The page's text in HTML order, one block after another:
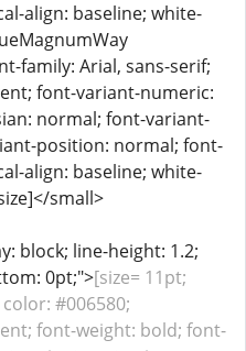
align: baseline; white-
family: Arial, sans-serif;
font-variant-numeric:
normal; font-variant-
position: normal; font-
align: baseline; white-
small>
block; line-height: 1.2;
0pt;">[size= 11pt;
#006580;
font-weight: bold; font-